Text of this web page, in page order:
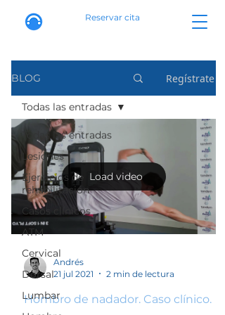
Reservar cita
BLOG Regístrate
Todas las entradas
Lesiones
Ejercicios de
rehabilitación
Casos clínicos
ATM
Cervical
Dorsal
Lumbar
Todas las entradas
Load video
Andrés
21 jul 2021
2 min de lectura
Hombro de nadador. Caso clínico.